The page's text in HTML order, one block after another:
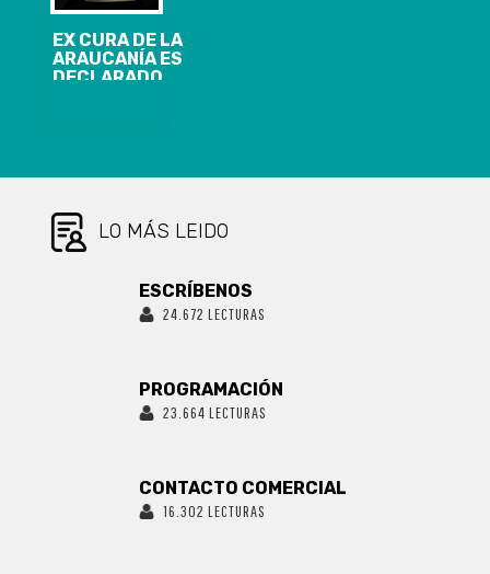
EX CURA DE LA
ARAUCANÍA ES
DECLARADO
LO MÁS LEIDO
ESCRÍBENOS
24.672 LECTURAS
PROGRAMACIÓN
23.664 LECTURAS
CONTACTO COMERCIAL
16.302 LECTURAS